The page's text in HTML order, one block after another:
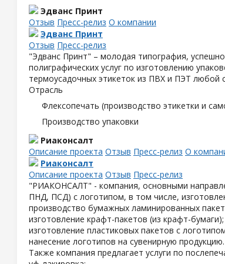
Эдванс Принт
Отзыв Пресс-релиз О компании
Эдванс Принт
Отзыв Пресс-релиз
"Эдванс Принт" – молодая типография,
полиграфических услуг по изготовлению
термоусадочных этикеток из ПВХ и ПЭТ любой
Отрасль
Флексопечать (производство этикетки и
Производство упаковки
Риаконсалт
Описание проекта Отзыв Пресс-релиз О
Риаконсалт
Описание проекта Отзыв Пресс-релиз
"РИАКОНСАЛТ" - компания, основными
ПНД, ПСД) с логотипом, в том числе,
производство бумажных ламинированных
изготовление крафт-пакетов (из крафт-бумаги);
изготовление пластиковых пакетов с
нанесение логотипов на сувенирную продукцию.
Также компания предлагает услуги по